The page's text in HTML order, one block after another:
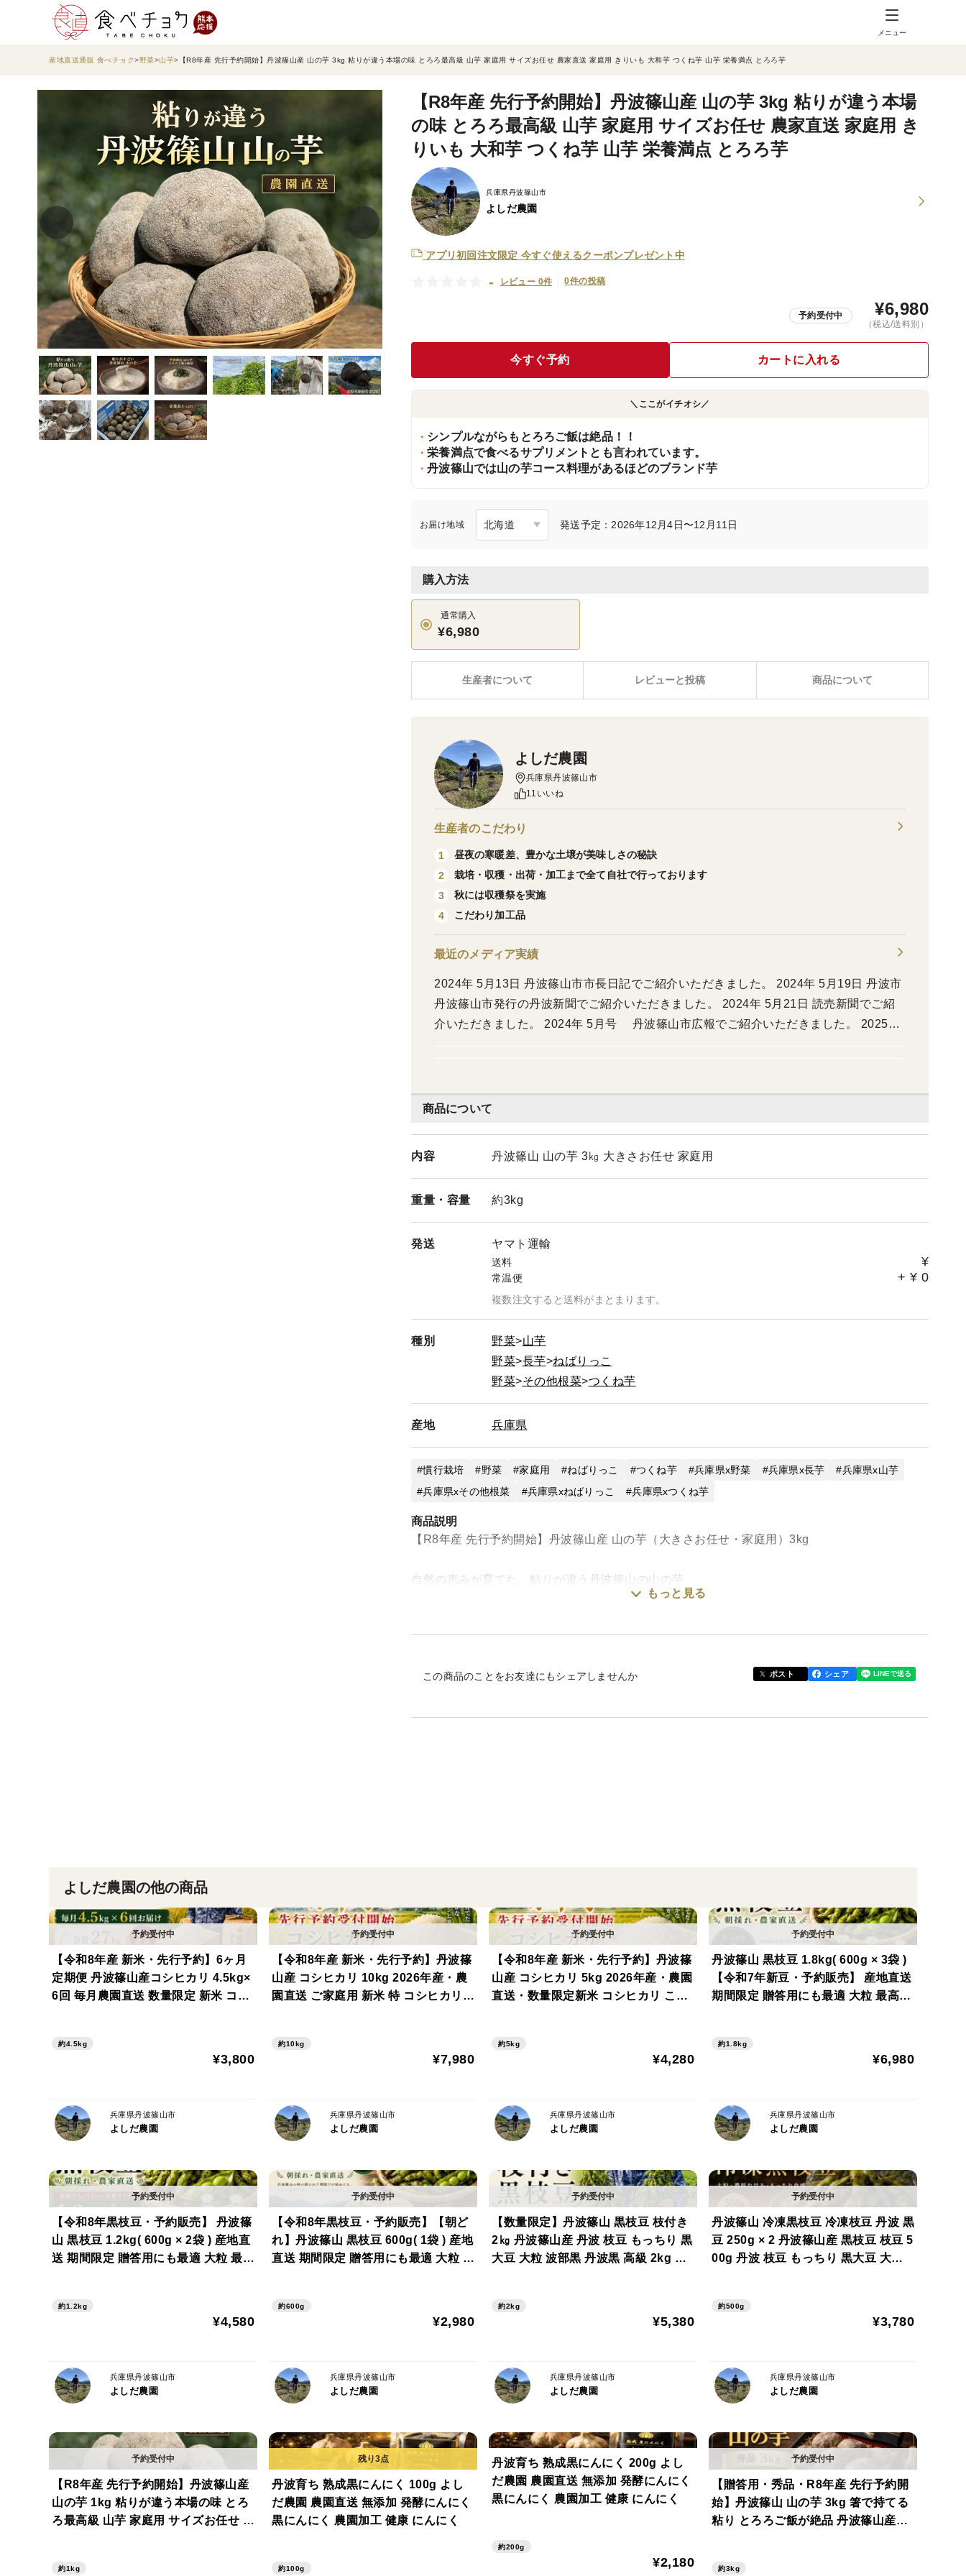
メニュー
産地直送通販 食べチョク 野菜 山芋 【R8年産 先行予約開始】丹波篠山産 山の芋 3kg 粘りが違う本場の味 とろろ最高級 山芋 家庭用 サイズお任せ 農家直送 家庭用 きりいも 大和芋 つくね芋 山芋 栄養満点 とろろ芋
【R8年産 先行予約開始】丹波篠山産 山の芋 3kg 粘りが違う本場
の味 とろろ最高級 山芋 家庭用 サイズお任せ 農家直送 家庭用 き
りいも 大和芋 つくね芋 山芋 栄養満点 とろろ芋
兵庫県丹波篠山市
よしだ農園
アプリ初回注文限定 今すぐ使えるクーポンプレゼント中
- レビュー 0件 0件の投稿
予約受付中 ¥6,980
（税込/送料別）
今すぐ予約 カートに入れる
＼ここがイチオシ／
シンプルながらもとろろご飯は絶品！！
栄養満点で食べるサプリメントとも言われています。
丹波篠山では山の芋コース料理があるほどのブランド芋
お届け地域 発送予定：2026年12月4日〜12月11日
購入方法
通常購入
¥6,980
レビューと投稿 商品について
生産者について
商品について
内容 丹波篠山 山の芋 3㎏ 大きさお任せ 家庭用
重量・ 容量 約3kg
発送 ヤマト運輸
送料 ¥
常温便 + ¥ 0
複数注文すると送料がまとまります。
種別 野菜
山芋
野菜 長芋
ねばりっこ
野菜
その他根菜 つくね芋
産地 兵庫県
慣行栽培 野菜 家庭用 ねばりっこ つくね芋 兵庫県x野菜 兵庫県x長芋
兵庫県x山芋
兵庫県xその他根菜
兵庫県xねばりっこ 兵庫県xつくね芋
商品説明
【R8年産 先行予約開始】丹波篠山産 山の芋（大きさお任せ・家庭用）3kg
自然の恵みが育てた、粘りが違う丹波篠山の山の芋
丹波篠山は、昼夜の寒暖差が大きく肥沃な土壌に恵まれた、古くから「黒豆・山の芋の名産地」
ます。
まさに
山の芋特有の香りと、ほのかな甘みが口の中に広がります。
シンプルに食べるほど、その美味しさが際立ちます。
■ 栄養豊富な食材
山の芋には
・食物繊維
などが含まれており、滋養強壮や疲労回復に良い食材として昔から食べられてきました。
「食べるサプリ」とも言われるほど、体に嬉しい栄養が詰まっています。
よしだ農園のこだわり
■ 丹波篠山の土壌
山の芋は土が命。
ミネラル豊富な丹波篠山の土壌で育てることで、粘りと旨みがしっかりとした芋になります。
■ 手間のかかる栽培
山の芋は1つの種芋から1つしか収穫できないとても手間のかかる作物です。
土づくりから丁寧に行い、大切に育てています。
収穫はすべて手作業。
芋を傷つけないよう丁寧に掘り上げています。
おすすめの食べ方
丹波篠山の山の芋は料理の幅が広いのも魅力です。
もっと見る
この商品のことをお友達にもシェアしませんか ポスト シェア
よしだ農園
兵庫県丹波篠山市
11いいね
生産者のこだわり
1
昼夜の寒暖差、豊かな土壌が美味しさの秘訣
2
栽培・収穫・出荷・加工まで全て自社で行っております
3
秋には収穫祭を実施
4
こだわり加工品
最近のメディア実績
2024年 5月13日 丹波篠山市市長日記でご紹介いただきました。 2024年 5月19日 丹波市
丹波篠山市発行の丹波新聞でご紹介いただきました。 2024年 5月21日 読売新聞でご紹
介いただきました。 2024年 5月号 丹波篠山市広報でご紹介いただきました。 2025年
よしだ農園の他の商品
【令和8年産 新米・先行予約】6ヶ月
定期便 丹波篠山産コシヒカリ 4.5kg×
6回 毎月農園直送 数量限定 新米 コシ
約4.5kg
¥3,800
兵庫県丹波篠山市
よしだ農園
【令和8年産 新米・先行予約】丹波篠
山産 コシヒカリ 10kg 2026年産・農
園直送 ご家庭用 新米 特 コシヒカリ
約10kg
¥7,980
兵庫県丹波篠山市
よしだ農園
【令和8年産 新米・先行予約】丹波篠
山産 コシヒカリ 5kg 2026年産・農園
直送・数量限定新米 コシヒカリ こし
約5kg
¥4,280
兵庫県丹波篠山市
よしだ農園
丹波篠山 黒枝豆 1.8kg( 600g × 3袋 )
【令和7年新豆・予約販売】 産地直送
期間限定 贈答用にも最適 大粒 最高級
約1.8kg
¥6,980
兵庫県丹波篠山市
よしだ農園
【令和8年黒枝豆・予約販売】 丹波篠
山 黒枝豆 1.2kg( 600g × 2袋 ) 産地直
送 期間限定 贈答用にも最適 大粒 最高
約1.2kg
¥4,580
兵庫県丹波篠山市
よしだ農園
【令和8年黒枝豆・予約販売】【朝ど
れ】丹波篠山 黒枝豆 600g( 1袋 ) 産地
直送 期間限定 贈答用にも最適 大粒 最
約600g
¥2,980
兵庫県丹波篠山市
よしだ農園
【数量限定】丹波篠山 黒枝豆 枝付き
2㎏ 丹波篠山産 丹波 枝豆 もっちり 黒
大豆 大粒 波部黒 丹波黒 高級 2kg 黒
約2kg
¥5,380
兵庫県丹波篠山市
よしだ農園
丹波篠山 冷凍黒枝豆 冷凍枝豆 丹波 黒
豆 250g × 2 丹波篠山産 黒枝豆 枝豆 5
00g 丹波 枝豆 もっちり 黒大豆 大粒
約500g
¥3,780
兵庫県丹波篠山市
よしだ農園
【R8年産 先行予約開始】丹波篠山産
山の芋 1kg 粘りが違う本場の味 とろ
ろ最高級 山芋 家庭用 サイズお任せ 農
約1kg
丹波育ち 熟成黒にんにく 100g よし
だ農園 農園直送 無添加 発酵にんにく
黒にんにく 農園加工 健康 にんにく
約100g
丹波育ち 熟成黒にんにく 200g よし
だ農園 農園直送 無添加 発酵にんにく
黒にんにく 農園加工 健康 にんにく
約200g
¥2,180
【贈答用・秀品・R8年産 先行予約開
始】丹波篠山 山の芋 3kg 箸で持てる
粘り とろろご飯が絶品 丹波篠山産
約3kg